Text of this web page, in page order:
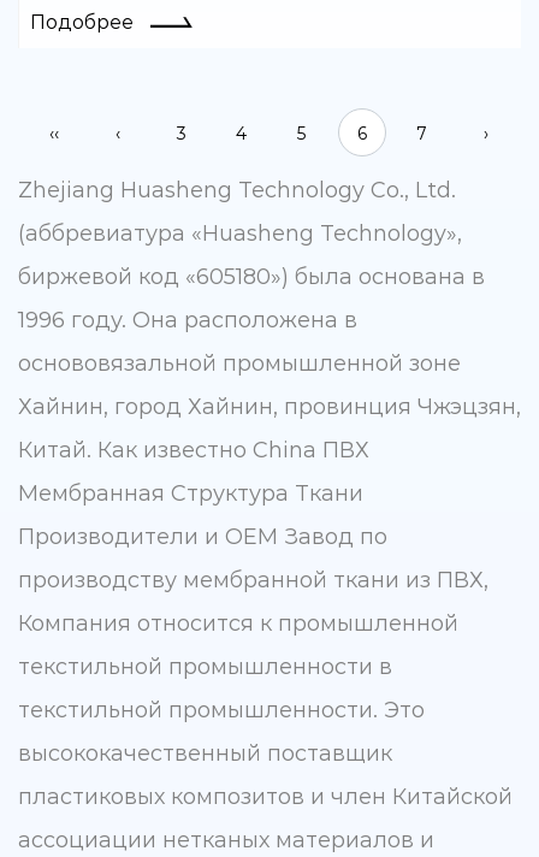
для воды и многих других надувных изделий.
Подобрее
‹‹ ‹ 3 4 5 6 7 ›
Zhejiang Huasheng Technology Co., Ltd.
(аббревиатура «Huasheng Technology»,
биржевой код «605180») была основана в
1996 году. Она расположена в
основовязальной промышленной зоне
Хайнин, город Хайнин, провинция Чжэцзян,
Китай. Как известно China ПВХ
Мембранная Структура Ткани
Производители и OEM Завод по
производству мембранной ткани из ПВХ,
Компания относится к промышленной
текстильной промышленности в
текстильной промышленности. Это
высококачественный поставщик
пластиковых композитов и член Китайской
ассоциации нетканых материалов и